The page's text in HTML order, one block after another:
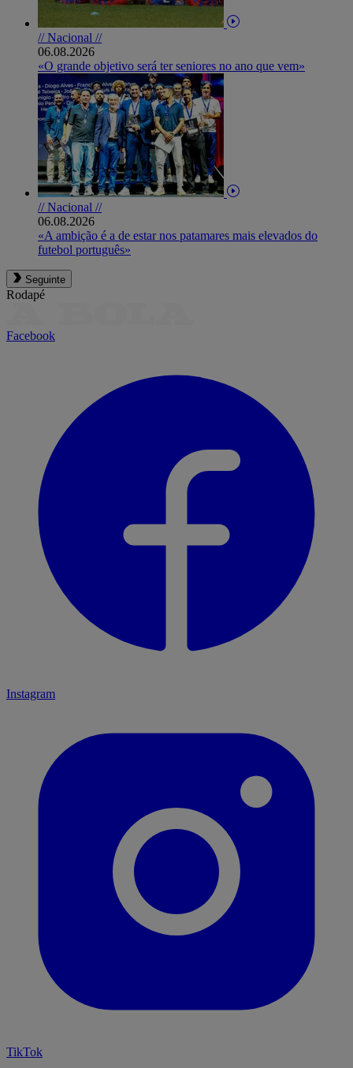
// Nacional //
06.08.2026
«O grande objetivo será ter seniores no ano que vem»
// Nacional //
06.08.2026
«A ambição é a de estar nos patamares mais elevados do
futebol português»
Seguinte
Rodapé
Facebook
Instagram
TikTok